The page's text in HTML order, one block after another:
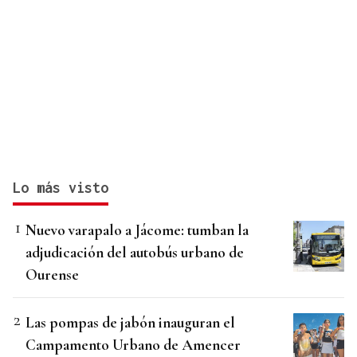
Lo más visto
Nuevo varapalo a Jácome: tumban la
adjudicación del autobús urbano de
Ourense
Las pompas de jabón inauguran el
Campamento Urbano de Amencer